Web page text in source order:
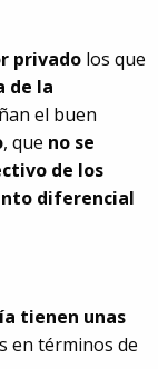
privado los que
de la
el buen
, que no se
de los
diferencial
tienen unas
en términos de